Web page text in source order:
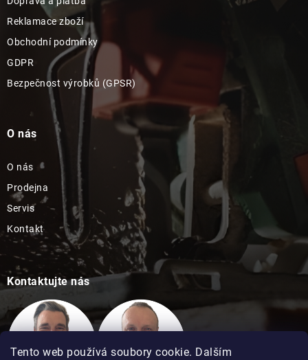
Tento web používá soubory cookie. Dalším
Reklamace zboží
Obchodní podmínky
GDPR
Bezpečnost výrobků (GPSR)
O nás
O nás
Prodejna
Servis
Kontakt
Kontaktujte nás